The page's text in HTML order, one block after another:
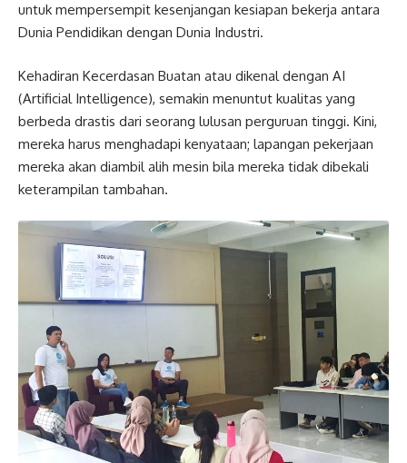
untuk mempersempit kesenjangan kesiapan bekerja antara
Dunia Pendidikan dengan Dunia Industri.
Kehadiran Kecerdasan Buatan atau dikenal dengan AI
(Artificial Intelligence), semakin menuntut kualitas yang
berbeda drastis dari seorang lulusan perguruan tinggi. Kini,
mereka harus menghadapi kenyataan; lapangan pekerjaan
mereka akan diambil alih mesin bila mereka tidak dibekali
keterampilan tambahan.